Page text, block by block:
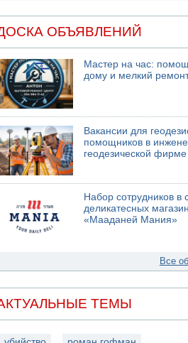
ОБЪЯВЛЕНИЙ
Мастер на час:
дому и мелкий
Вакансии для
помощников в
геодезической фирме
Набор сотрудников в
деликатесных
«Мааданей Мания»
Все
ТЕМЫ